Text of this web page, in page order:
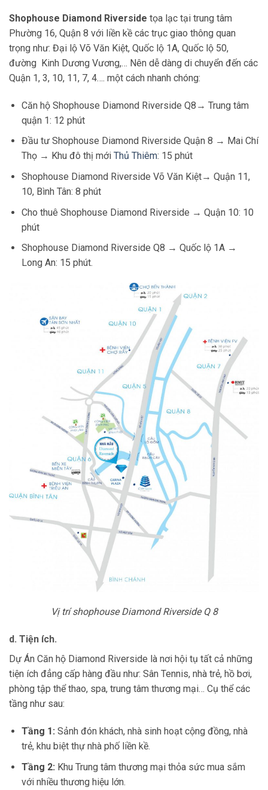
Shophouse Diamond Riverside tọa lạc tại trung tâm
Phường 16, Quận 8 với liền kề các trục giao thông quan
trọng như: Đại lộ Võ Văn Kiệt, Quốc lộ 1A, Quốc lộ 50,
đường Kinh Dương Vương,… Nên dễ dàng di chuyển đến các
Quận 1, 3, 10, 11, 7, 4…. một cách nhanh chóng:
Căn hộ Shophouse Diamond Riverside Q8→ Trung tâm
quận 1: 12 phút
Đầu tư Shophouse Diamond Riverside Quận 8 → Mai Chí
Thọ → Khu đô thị mới Thủ Thiêm: 15 phút
Shophouse Diamond Riverside Võ Văn Kiệt→ Quận 11,
10, Bình Tân: 8 phút
Cho thuê Shophouse Diamond Riverside → Quận 10: 10
phút
Shophouse Diamond Riverside Q8 → Quốc lộ 1A →
Long An: 15 phút.
Vị trí shophouse Diamond Riverside Q 8
d. Tiện ích.
Dự Án Căn hộ Diamond Riverside là nơi hội tụ tất cả những
tiện ích đẳng cấp hàng đầu như: Sân Tennis, nhà trẻ, hồ bơi,
phòng tập thể thao, spa, trung tâm thương mại… Cụ thể các
tầng như sau:
Tầng 1: Sảnh đón khách, nhà sinh hoạt cộng đồng, nhà
trẻ, khu biệt thự nhà phố liền kề.
Tầng 2: Khu Trung tâm thương mại thỏa sức mua sắm
với nhiều thương hiệu lớn.